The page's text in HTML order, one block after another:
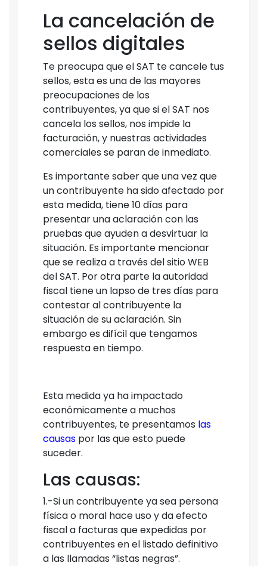
La cancelación de
sellos digitales
Te preocupa que el SAT te cancele tus
sellos, esta es una de las mayores
preocupaciones de los
contribuyentes, ya que si el SAT nos
cancela los sellos, nos impide la
facturación, y nuestras actividades
comerciales se paran de inmediato.
Es importante saber que una vez que
un contribuyente ha sido afectado por
esta medida, tiene 10 días para
presentar una aclaración con las
pruebas que ayuden a desvirtuar la
situación. Es importante mencionar
que se realiza a través del sitio WEB
del SAT. Por otra parte la autoridad
fiscal tiene un lapso de tres días para
contestar al contribuyente la
situación de su aclaración. Sin
embargo es difícil que tengamos
respuesta en tiempo.
Esta medida ya ha impactado
económicamente a muchos
contribuyentes, te presentamos las
causas por las que esto puede
suceder.
Las causas:
1.-Si un contribuyente ya sea persona
física o moral hace uso y da efecto
fiscal a facturas que expedidas por
contribuyentes en el listado definitivo
a las llamadas “listas negras”.